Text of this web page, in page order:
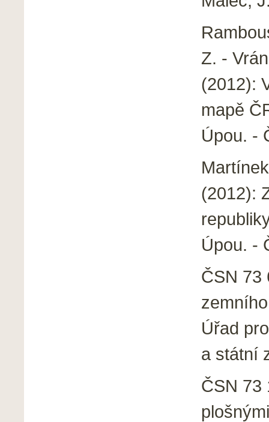
Z. -
(2012):
mapě
Úpou. -
(2012):
Úpou. -
ČSN 73
Úřad
a státní
ČSN 73